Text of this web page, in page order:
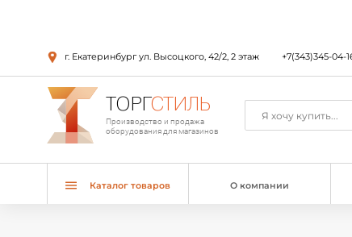
г. Екатеринбург ул. Высоцкого, 42/2, 2 этаж +7(343)345-04-
ТОРГСТИЛЬ
Производство и продажа
оборудования для магазинов
Каталог товаров О компании